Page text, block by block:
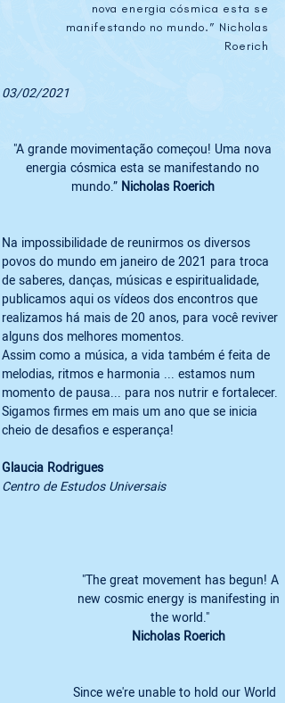
nova energia cósmica esta se
manifestando no mundo.” Nicholas
Roerich
03/02/2021
"A grande movimentação começou! Uma nova
energia cósmica esta se manifestando no
mundo.” Nicholas Roerich
Na impossibilidade de reunirmos os diversos
povos do mundo em janeiro de 2021 para troca
de saberes, danças, músicas e espiritualidade,
publicamos aqui os vídeos dos encontros que
realizamos há mais de 20 anos, para você reviver
alguns dos melhores momentos.
Assim como a música, a vida também é feita de
melodias, ritmos e harmonia ... estamos num
momento de pausa... para nos nutrir e fortalecer.
Sigamos firmes em mais um ano que se inicia
Glaucia Rodrigues
Centro de Estudos Universais
new cosmic energy is manifesting in
the world."
Nicholas Roerich
Since we're unable to hold our World